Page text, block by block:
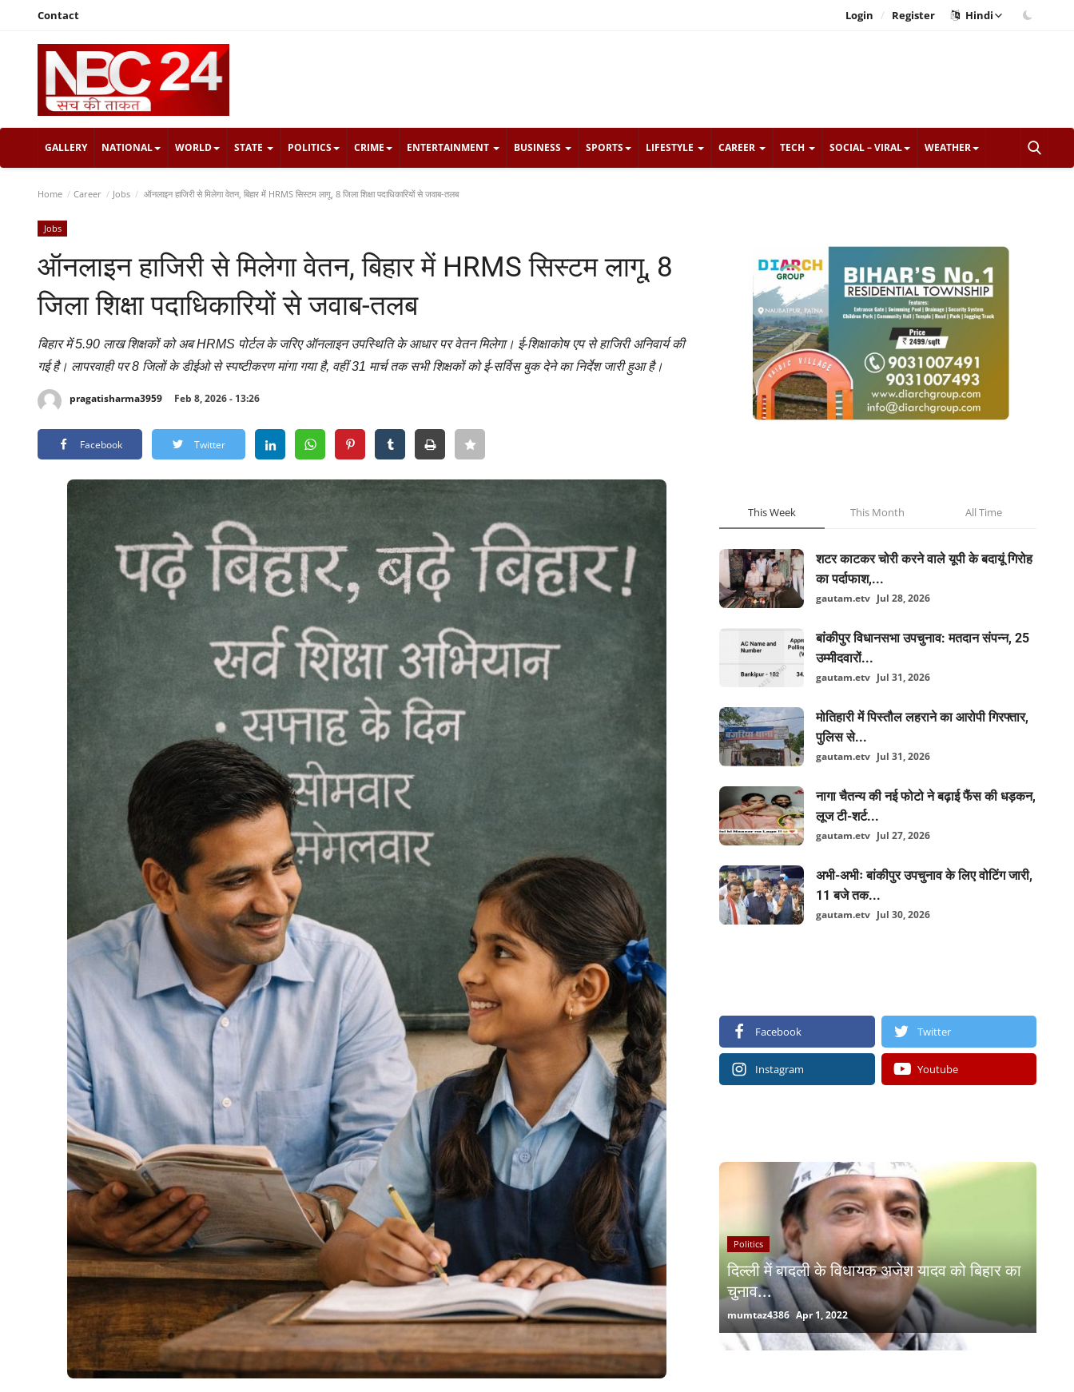
Contact Login / Register Hindi
GALLERY NATIONAL WORLD STATE POLITICS CRIME ENTERTAINMENT BUSINESS SPORTS LIFESTYLE CAREER TECH SOCIAL – VIRAL WEATHER
Home Career Jobs ऑनलाइन हाजिरी से मिलेगा वेतन, बिहार में HRMS सिस्टम लागू, 8 जिला शिक्षा पदाधिकारियों से जवाब-तलब
Jobs
ऑनलाइन हाजिरी से मिलेगा वेतन, बिहार में HRMS सिस्टम लागू, 8
जिला शिक्षा पदाधिकारियों से जवाब-तलब
बिहार में 5.90 लाख शिक्षकों को अब HRMS पोर्टल के जरिए ऑनलाइन उपस्थिति के आधार पर वेतन मिलेगा। ई-शिक्षाकोष एप से हाजिरी अनिवार्य की
गई है। लापरवाही पर 8 जिलों के डीईओ से स्पष्टीकरण मांगा गया है, वहीं 31 मार्च तक सभी शिक्षकों को ई-सर्विस बुक देने का निर्देश जारी हुआ है।
pragatisharma3959 Feb 8, 2026 - 13:26
Facebook Twitter
This Week This Month All Time
शटर काटकर चोरी करने वाले यूपी के बदायूं गिरोह
का पर्दाफाश,...
gautam.etv Jul 28, 2026
बांकीपुर विधानसभा उपचुनाव: मतदान संपन्न, 25
उम्मीदवारों...
gautam.etv Jul 31, 2026
मोतिहारी में पिस्तौल लहराने का आरोपी गिरफ्तार,
पुलिस से...
gautam.etv Jul 31, 2026
नागा चैतन्य की नई फोटो ने बढ़ाई फैंस की धड़कन,
लूज टी-शर्ट...
gautam.etv Jul 27, 2026
अभी-अभीः बांकीपुर उपचुनाव के लिए वोटिंग जारी,
11 बजे तक...
gautam.etv Jul 30, 2026
Facebook Twitter
Instagram Youtube
Politics
दिल्ली में बादली के विधायक अजेश यादव को बिहार का
चुनाव...
mumtaz4386 Apr 1, 2022